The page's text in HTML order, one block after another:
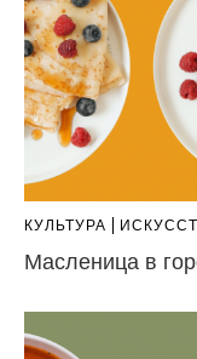
КУЛЬТУРА
Масленица в